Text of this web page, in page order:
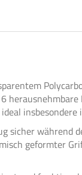
herausnehmbare
insbesondere
sicher während
geformter